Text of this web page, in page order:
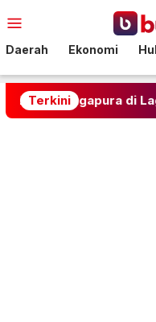
ke
Mobile
Daerah Ekonomi
Terkinidi Laga